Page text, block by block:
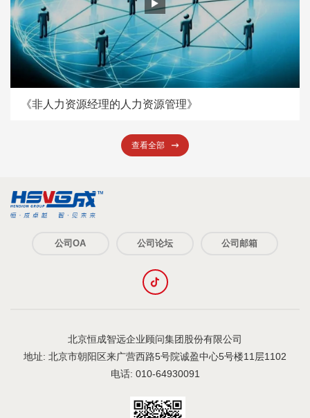
《非人力资源经理的人力资源管理》
查看全部
公司OA 公司论坛 公司邮箱
北京恒成智远企业顾问集团股份有限公司
地址: 北京市朝阳区来广营西路5号院诚盈中心5号楼11层1102
电话: 010-64930091